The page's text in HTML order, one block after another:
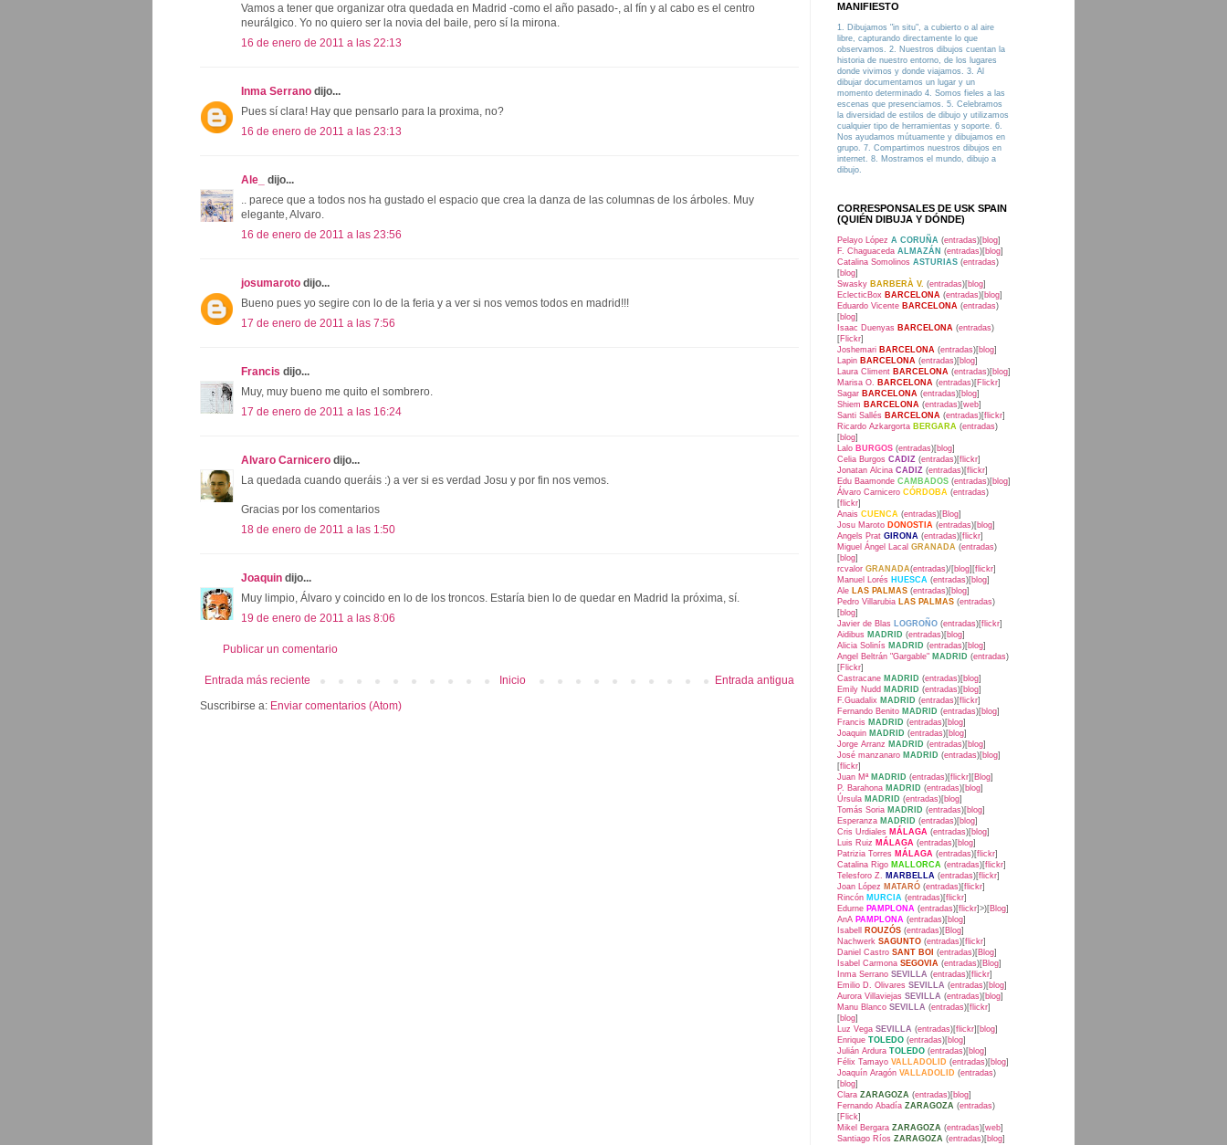
Vamos a tener que organizar otra quedada en Madrid -como el año pasado-, al fín y al cabo es el centro
neurálgico. Yo no quiero ser la novia del baile, pero sí la mirona.
16 de enero de 2011 a las 22:13
Inma Serrano dijo...
Pues sí clara! Hay que pensarlo para la proxima, no?
16 de enero de 2011 a las 23:13
Ale_
dijo...
.. parece que a todos nos ha gustado el espacio que crea la danza de las columnas de los árboles. Muy
elegante, Alvaro.
16 de enero de 2011 a las 23:56
josumaroto dijo...
Bueno pues yo segire con lo de la feria y a ver si nos vemos todos en madrid!!!
17 de enero de 2011 a las 7:56
Francis dijo...
Muy, muy bueno me quito el sombrero.
17 de enero de 2011 a las 16:24
Alvaro Carnicero dijo...
La quedada cuando queráis :) a ver si es verdad Josu y por fin nos vemos.
Gracias por los comentarios
18 de enero de 2011 a las 1:50
Joaquin dijo...
Muy limpio, Álvaro y coincido en lo de los troncos. Estaría bien lo de quedar en Madrid la próxima, sí.
19 de enero de 2011 a las 8:06
Publicar un comentario
Entrada más reciente Entrada antigua
Inicio
Suscribirse a: Enviar comentarios (Atom)
MANIFIESTO
1. Dibujamos "in situ", a cubierto o al aire
libre, capturando directamente lo que
observamos. 2. Nuestros dibujos cuentan la
historia de nuestro entorno, de los lugares
donde vivimos y donde viajamos. 3. Al
dibujar documentamos un lugar y un
momento determinado 4. Somos fieles a las
escenas que presenciamos. 5. Celebramos
la diversidad de estilos de dibujo y utilizamos
cualquier tipo de herramientas y soporte. 6.
Nos ayudamos mútuamente y dibujamos en
grupo. 7. Compartimos nuestros dibujos en
internet. 8. Mostramos el mundo, dibujo a
dibujo.
CORRESPONSALES DE USK SPAIN
(QUIÉN DIBUJA Y DÓNDE)
Pelayo López A CORUÑA (entradas)[blog]
F. Chaguaceda ALMAZÁN (entradas)[blog]
Catalina Somolinos ASTURIAS (entradas)
[blog]
Swasky BARBERÀ V. (entradas)[blog]
EclecticBox BARCELONA (entradas)[blog]
Eduardo Vicente BARCELONA (entradas)
[blog]
Isaac Duenyas BARCELONA (entradas)
[Flickr]
Joshemari BARCELONA (entradas)[blog]
Lapin BARCELONA (entradas)[blog]
Laura Climent BARCELONA (entradas)[blog]
Marisa O. BARCELONA (entradas)[Flickr]
Sagar BARCELONA (entradas)[blog]
Shiem BARCELONA (entradas)[web]
Santi Sallés BARCELONA (entradas)[flickr]
Ricardo Azkargorta BERGARA (entradas)
[blog]
Lalo BURGOS (entradas)[blog]
Celia Burgos CADIZ (entradas)[flickr]
Jonatan Alcina CADIZ (entradas)[flickr]
Edu Baamonde CAMBADOS (entradas)[blog]
Álvaro Carnicero CÓRDOBA (entradas)
[flickr]
Anais CUENCA (entradas)[Blog]
Josu Maroto DONOSTIA (entradas)[blog]
Angels Prat GIRONA (entradas)[flickr]
Miguel Ángel Lacal GRANADA (entradas)
[blog]
rcvalor GRANADA(entradas)/[blog][flickr]
Manuel Lorés HUESCA (entradas)[blog]
Ale LAS PALMAS (entradas)[blog]
Pedro Villarubia LAS PALMAS (entradas)
[blog]
Javier de Blas LOGROÑO (entradas)[flickr]
Aidibus MADRID (entradas)[blog]
Alicia Solinís MADRID (entradas)[blog]
Angel Beltrán "Gargable" MADRID (entradas)
[Flickr]
Castracane MADRID (entradas)[blog]
Emily Nudd MADRID (entradas)[blog]
F.Guadalix MADRID (entradas)[flickr]
Fernando Benito MADRID (entradas)[blog]
Francis MADRID (entradas)[blog]
Joaquin MADRID (entradas)[blog]
Jorge Arranz MADRID (entradas)[blog]
José manzanaro MADRID (entradas)[blog]
[flickr]
Juan Mª MADRID (entradas)[flickr][Blog]
P. Barahona MADRID (entradas)[blog]
Úrsula MADRID (entradas)[blog]
Tomás Soria MADRID (entradas)[blog]
Esperanza MADRID (entradas)[blog]
Cris Urdiales MÁLAGA (entradas)[blog]
Luis Ruiz MÁLAGA (entradas)[blog]
Patrizia Torres MÁLAGA (entradas)[flickr]
Catalina Rigo MALLORCA (entradas)[flickr]
Telesforo Z. MARBELLA (entradas)[flickr]
Joan López MATARÓ (entradas)[flickr]
Rincón MURCIA (entradas)[flickr]
Edurne PAMPLONA (entradas)[flickr]>)[Blog]
AnA PAMPLONA (entradas)[blog]
Isabell
ROUZÓS (entradas)[Blog]
Nachwerk SAGUNTO (entradas)[flickr]
Daniel Castro SANT BOI (entradas)[Blog]
Isabel Carmona SEGOVIA (entradas)[Blog]
Inma Serrano SEVILLA (entradas)[flickr]
Emilio D. Olivares SEVILLA (entradas)[blog]
Aurora Villaviejas SEVILLA (entradas)[blog]
Manu Blanco SEVILLA (entradas)[flickr]
[blog]
Luz Vega SEVILLA (entradas)[flickr][blog]
Enrique TOLEDO (entradas)[blog]
Julián Ardura TOLEDO (entradas)[blog]
Félix Tamayo VALLADOLID (entradas)[blog]
Joaquín Aragón VALLADOLID (entradas)
[blog]
Clara ZARAGOZA (entradas)[blog]
Fernando Abadía ZARAGOZA (entradas)
[Flick]
Mikel Bergara ZARAGOZA (entradas)[web]
Santiago Ríos ZARAGOZA (entradas)[blog]